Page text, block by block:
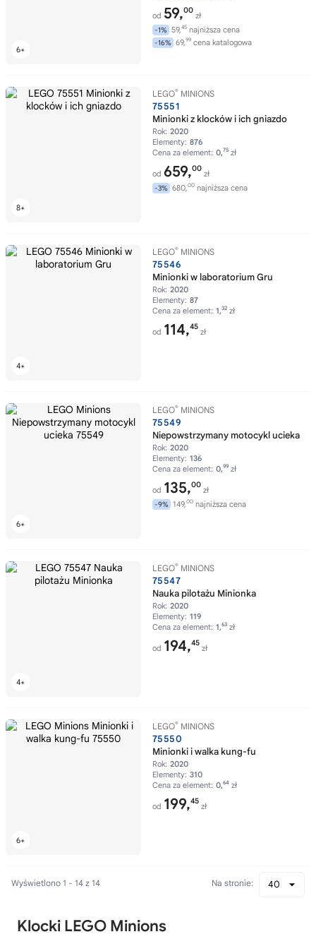
od 59,00
zł
-1% 59,45 najniższa cena
-16% 69,99 cena katalogowa
LEGO® MINIONS
75551
Minionki z klocków i ich gniazdo
Rok: 2020
Elementy: 876
Cena za element: 0,75 zł
od 659,00
zł
-3% 680,00 najniższa cena
LEGO® MINIONS
75546
Minionki w laboratorium Gru
Rok: 2020
Elementy: 87
Cena za element: 1,32 zł
od 114,45
zł
LEGO® MINIONS
75549
Niepowstrzymany motocykl ucieka
Rok: 2020
Elementy: 136
Cena za element: 0,99 zł
od 135,00
zł
-9% 149,00 najniższa cena
LEGO® MINIONS
75547
Nauka pilotażu Minionka
Rok: 2020
Elementy: 119
Cena za element: 1,63 zł
od 194,45
zł
LEGO® MINIONS
75550
Minionki i walka kung-fu
Rok: 2020
Elementy: 310
Cena za element: 0,64 zł
od 199,45
zł
Wyświetlono 1 - 14 z 14 40
Na stronie:
Klocki LEGO Minions